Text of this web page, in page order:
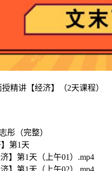
精讲【经济】（2天课程）
彤（完整）
第1天
】第1天（上午01）.mp4